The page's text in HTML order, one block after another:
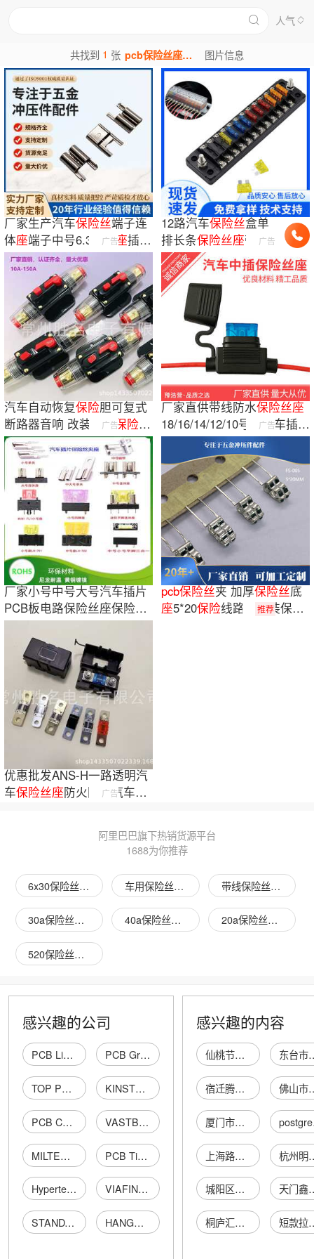
人气
共找到 1 张 pcb保险丝座图片 图片信息
厂家生产汽车保险丝端子连
体座端子中号6.3连体座插簧
宽脚5.2端子
广告
12路汽车保险丝盒单
排长条保险丝座带正
负极32v 100A车用保
险丝座
广告
汽车自动恢复保险胆可复式
断路器音响 改装开关保险座
20-150A
广告
厂家直供带线防水保险丝座
18/16/14/12/10号线汽车插片
座车载
广告
厂家小号中号大号汽车插片
PCB板电路保险丝座保险丝
夹耳朵连体座
pcb保险丝夹 加厚保险丝底
座5*20保险线路板安装保护
推荐
优惠批发ANS-H一路透明汽
车保险丝座防火阻燃汽车保
广告
阿里巴巴旗下热销货源平台
1688为你推荐
6x30保险丝座图片 车用保险丝座图片 带线保险丝座图片
30a保险丝座图片 40a保险丝座图片 20a保险丝座图片
520保险丝座图片
感兴趣的公司
PCB Limited PCB Group Limited
TOP PCB LIMITED KINSTECH PCB LIMITED
PCB Connect Limited VASTBRIGHT PCB LIMITED
MILTECH PCB LIMITED PCB Timer Limited
Hypertech PCB Limited VIAFINE PCB LIMITED
STANDARD PCB LIMITED HANGSHENG PCB LIMITED
感兴趣的内容
仙桃节节高商贸有限公司 东台市鸿
宿迁腾信五金机电有限公司 佛山市
厦门市翔安区福春姜母鸭饭店
上海路宽物流有限公司 杭州明锐智
城阳区祥宇衣服装店 天门鑫之
桐庐汇迪针织制衣有限公司 短款